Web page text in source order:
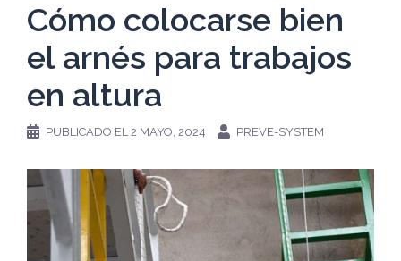
Cómo colocarse bien
el arnés para trabajos
en altura
PUBLICADO EL2 MAYO, 2024 PREVE-SYSTEM